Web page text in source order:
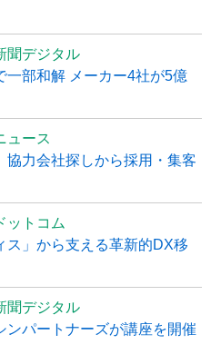
聞デジタル
一部和解 メーカー4社が5億
ュース
協力会社探しから採用・集客
ットコム
ス」から支える革新的DX移
聞デジタル
ンパートナーズが講座を開催